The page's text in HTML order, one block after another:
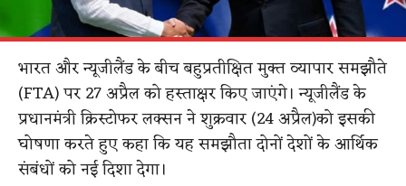
भारत और न्यूजीलैंड के बीच बहुप्रतीक्षित मुक्त व्यापार समझौते
(FTA) पर 27 अप्रैल को हस्ताक्षर किए जाएंगे। न्यूजीलैंड के
प्रधानमंत्री क्रिस्टोफर लक्सन ने शुक्रवार (24 अप्रैल)को इसकी
घोषणा करते हुए कहा कि यह समझौता दोनों देशों के आर्थिक
संबंधों को नई दिशा देगा।